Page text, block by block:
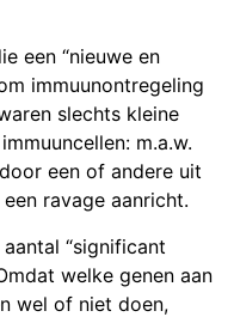
een “nieuwe en
immuunontregeling
slechts kleine
m.a.w.
een of andere uit
ravage aanricht.
“significant
welke genen aan
wel of niet doen,